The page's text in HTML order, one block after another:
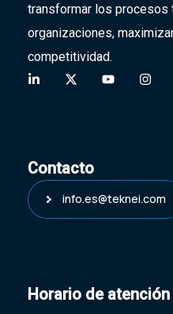
transformar los procesos
organizaciones,
competitividad.
Contacto
info.es@teknei.com
Horario de atención